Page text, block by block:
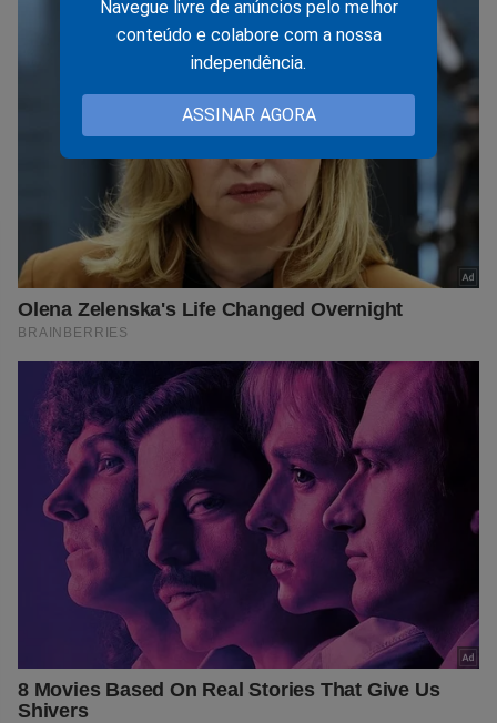
Navegue livre de anúncios pelo melhor
conteúdo e colabore com a nossa
independência.
ASSINAR AGORA